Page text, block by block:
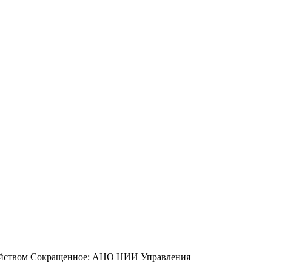
Сокращенное: АНО НИИ Управления